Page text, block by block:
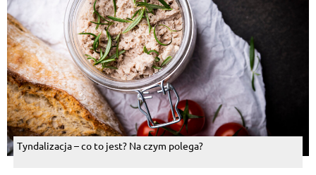
Tyndalizacja – co to jest? Na czym polega?